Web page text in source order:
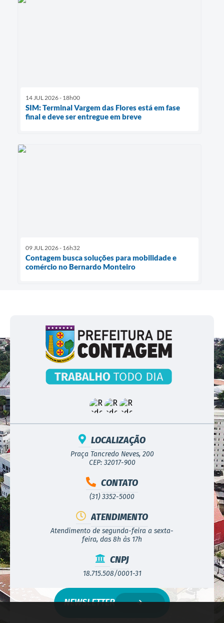
14 JUL 2026 - 18h00
SIM: Terminal Vargem das Flores está em fase
final e deve ser entregue em breve
09 JUL 2026 - 16h32
Contagem busca soluções para mobilidade e
comércio no Bernardo Monteiro
LOCALIZAÇÃO
Praça Tancredo Neves, 200
CEP: 32017-900
CONTATO
(31) 3352-5000
ATENDIMENTO
Atendimento de segunda-feira a sexta-
feira, das 8h às 17h
CNPJ
18.715.508/0001-31
NEWSLETTER